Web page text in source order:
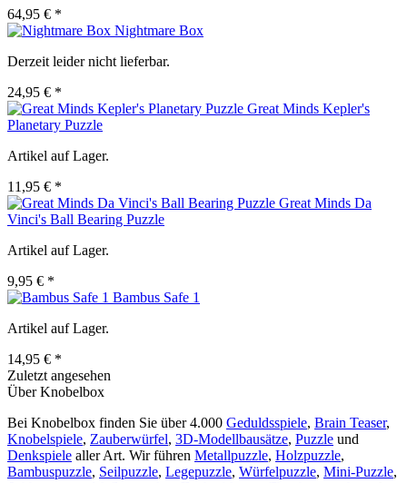
64,95 € *
Nightmare Box
Derzeit leider nicht lieferbar.
24,95 € *
Great Minds Kepler's
Planetary Puzzle
Artikel auf Lager.
11,95 € *
Great Minds Da
Vinci's Ball Bearing Puzzle
Artikel auf Lager.
9,95 € *
Bambus Safe 1
Artikel auf Lager.
14,95 € *
Zuletzt angesehen
Über Knobelbox
Bei Knobelbox finden Sie über 4.000 Geduldsspiele, Brain Teaser,
Knobelspiele, Zauberwürfel, 3D-Modellbausätze, Puzzle und
Denkspiele aller Art. Wir führen Metallpuzzle, Holzpuzzle,
Bambuspuzzle, Seilpuzzle, Legepuzzle, Würfelpuzzle, Mini-Puzzle,